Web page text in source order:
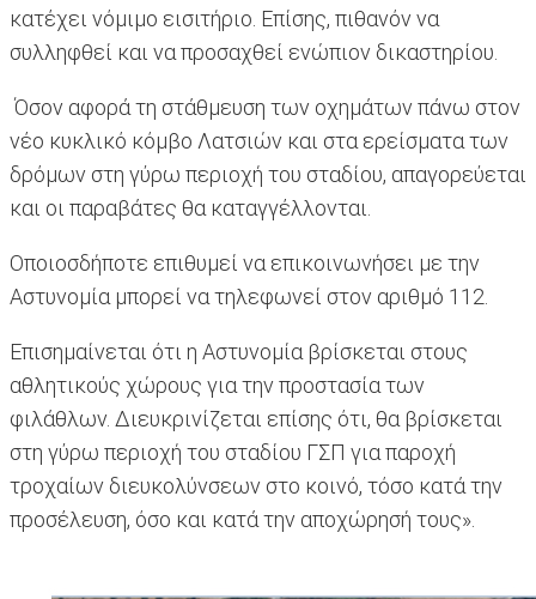
κατέχει νόμιμο εισιτήριο. Επίσης, πιθανόν να
συλληφθεί και να προσαχθεί ενώπιον δικαστηρίου.
Όσον αφορά τη στάθμευση των οχημάτων πάνω στον
νέο κυκλικό κόμβο Λατσιών και στα ερείσματα των
δρόμων στη γύρω περιοχή του σταδίου, απαγορεύεται
και οι παραβάτες θα καταγγέλλονται.
Οποιοσδήποτε επιθυμεί να επικοινωνήσει με την
Αστυνομία μπορεί να τηλεφωνεί στον αριθμό 112.
Επισημαίνεται ότι η Αστυνομία βρίσκεται στους
αθλητικούς χώρους για την προστασία των
φιλάθλων. Διευκρινίζεται επίσης ότι, θα βρίσκεται
στη γύρω περιοχή του σταδίου ΓΣΠ για παροχή
τροχαίων διευκολύνσεων στο κοινό, τόσο κατά την
προσέλευση, όσο και κατά την αποχώρησή τους».